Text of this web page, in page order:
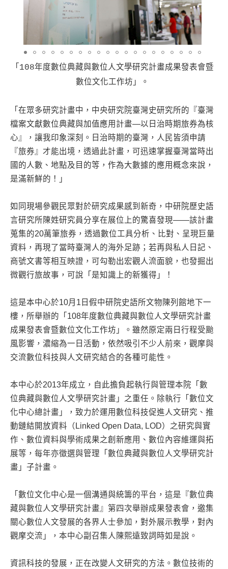
「108年度數位典藏與數位人文學研究計畫成果發表會暨
數位文化工作坊」。
「在眾多研究計畫中，中央研究院臺灣史研究所的『臺灣
檔案文獻數位典藏與加值應用計畫—以日治時期旅券為核
心』，讓我印象深刻。日治時期的臺灣，人民皆須申請
『旅券』才能出境，透過此計畫，可迅速掌握臺灣當時出
國的人數、地點及目的等，作為大數據的應用概念來說，
是滿新鮮的！」
如同現場參觀民眾對於研究成果感到新奇，中研院歷史語
言研究所陳姓研究員分享在展位上的驚喜發現——該計畫
蒐集的20萬筆旅券，透過數位工具分析、比對、呈現巨量
資料，再現了當時臺灣人的海外足跡；若再與私人日記、
商號文書等相互映證，可勾勒出宏觀人流面貌，也發掘出
微觀行旅故事，可說「是知識上的新獲得」！
這是本中心於10月1日假中研院史語所文物陳列館地下一
樓，所舉辦的「108年度數位典藏與數位人文學研究計畫
成果發表會暨數位文化工作坊」。雖然原定兩日行程受颱
風影響，濃縮為一日活動，依然吸引不少人前來，觀摩與
交流數位科技與人文研究結合的各種可能性。
本中心於2013年成立，自此擔負起執行與管理本院「數
位典藏與數位人文學研究計畫」之重任。除執行「數位文
化中心總計畫」，致力於運用數位科技促進人文研究、推
動鏈結開放資料（Linked Open Data, LOD）之研究與實
作、數位資料與學術成果之創新應用、數位內容維運與拓
展等，每年亦徵選與管理「數位典藏與數位人文學研究計
畫」子計畫。
「數位文化中心是一個溝通與統籌的平台，這是『數位典
藏與數位人文學研究計畫』第四次舉辦成果發表會，邀集
關心數位人文發展的各界人士參加，對外展示教學，對內
觀摩交流」，本中心副召集人陳熙遠致詞時如是說。
資訊科技的發展，正在改變人文研究的方法。數位技術的